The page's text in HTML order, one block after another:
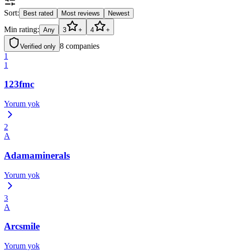
Sort: Best rated Most reviews Newest
Min rating: Any 3 + 4 +
Verified only 8 companies
1
1
123fmc
Yorum yok
2
A
Adamaminerals
Yorum yok
3
A
Arcsmile
Yorum yok